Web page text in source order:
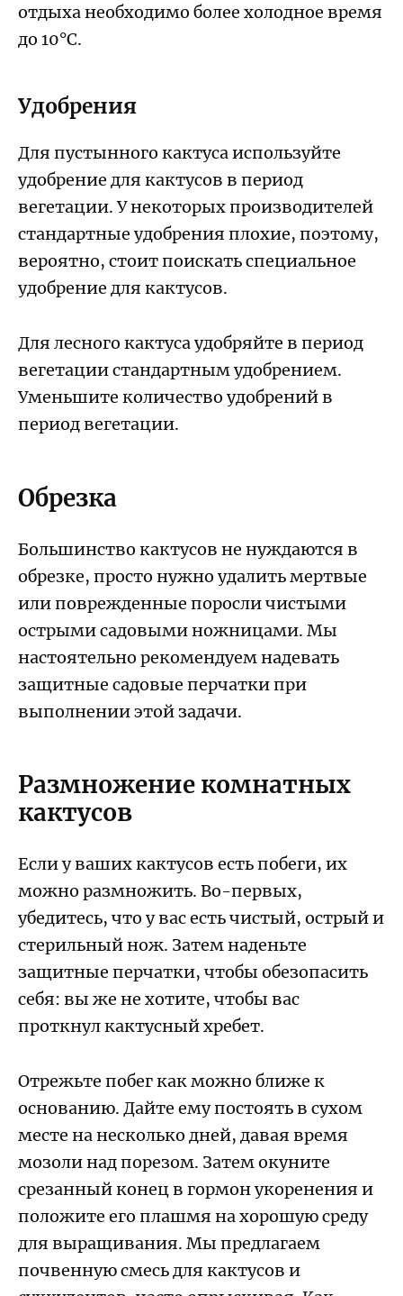
отдыха необходимо более холодное время
до 10°С.
Удобрения
Для пустынного кактуса используйте
удобрение для кактусов в период
вегетации. У некоторых производителей
стандартные удобрения плохие, поэтому,
вероятно, стоит поискать специальное
удобрение для кактусов.
Для лесного кактуса удобряйте в период
вегетации стандартным удобрением.
Уменьшите количество удобрений в
период вегетации.
Обрезка
Большинство кактусов не нуждаются в
обрезке, просто нужно удалить мертвые
или поврежденные поросли чистыми
острыми садовыми ножницами. Мы
настоятельно рекомендуем надевать
защитные садовые перчатки при
выполнении этой задачи.
Размножение комнатных
кактусов
Если у ваших кактусов есть побеги, их
можно размножить. Во-первых,
убедитесь, что у вас есть чистый, острый и
стерильный нож. Затем наденьте
защитные перчатки, чтобы обезопасить
себя: вы же не хотите, чтобы вас
проткнул кактусный хребет.
Отрежьте побег как можно ближе к
основанию. Дайте ему постоять в сухом
месте на несколько дней, давая время
мозоли над порезом. Затем окуните
срезанный конец в гормон укоренения и
положите его плашмя на хорошую среду
для выращивания. Мы предлагаем
почвенную смесь для кактусов и